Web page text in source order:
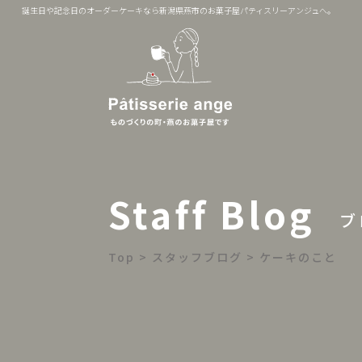
誕生日や記念日のオーダーケーキなら新潟県燕市のお菓子屋パティスリーアンジュへ。
Staff Blog
Top > スタッフブログ > ケーキのこと